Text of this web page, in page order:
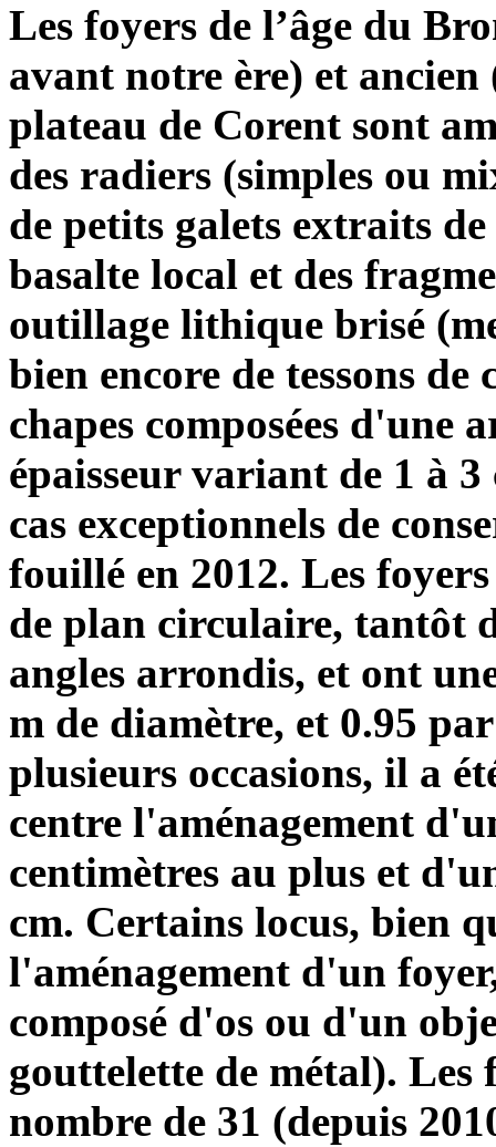
Les foyers de l’âge du
avant notre ère) et
plateau de Corent sont
des radiers (simples ou
de petits galets extraits
basalte local et des
outillage lithique brisé
bien encore de tessons
chapes composées d'une
épaisseur variant de 1 à
cas exceptionnels de
fouillé en 2012. Les
de plan circulaire, tantôt
angles arrondis, et ont
m de diamètre, et 0.95
plusieurs occasions, il a
centre l'aménagement
centimètres au plus et
cm. Certains locus, bien
l'aménagement d'un
composé d'os ou d'un
gouttelette de métal).
nombre de 31 (depuis